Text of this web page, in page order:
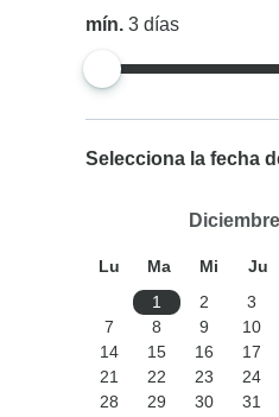
mín.3días
Selecciona la fecha
Lu Ma Mi Ju
1
2 3
7
8 9 10
14
15 16 17
21
22 23 24
28
29 30 31